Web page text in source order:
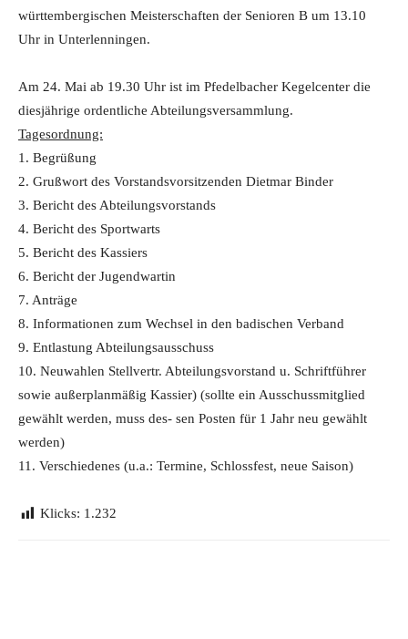
württembergischen Meisterschaften der Senioren B um 13.10
Uhr in Unterlenningen.
Am 24. Mai ab 19.30 Uhr ist im Pfedelbacher Kegelcenter die
diesjährige ordentliche Abteilungsversammlung.
Tagesordnung:
1. Begrüßung
2. Grußwort des Vorstandsvorsitzenden Dietmar Binder
3. Bericht des Abteilungsvorstands
4. Bericht des Sportwarts
5. Bericht des Kassiers
6. Bericht der Jugendwartin
7. Anträge
8. Informationen zum Wechsel in den badischen Verband
9. Entlastung Abteilungsausschuss
10. Neuwahlen Stellvertr. Abteilungsvorstand u. Schriftführer
sowie außerplanmäßig Kassier) (sollte ein Ausschussmitglied
gewählt werden, muss des- sen Posten für 1 Jahr neu gewählt
werden)
11. Verschiedenes (u.a.: Termine, Schlossfest, neue Saison)
Klicks: 1.232